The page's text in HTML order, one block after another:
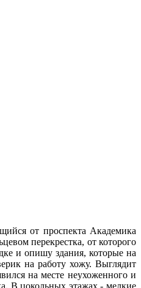
от проспекта Академика
перекрестка, от которого
и опишу здания, которые на
на работу хожу. Выглядит
на месте неухоженного и
В цокольных этажах - мелкие